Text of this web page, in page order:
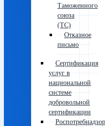
Таможенного
союза
(ТС)
Отказное
письмо
Сертификация
услуг в
национальной
системе
добровольной
сертификации
Роспотребнадзор